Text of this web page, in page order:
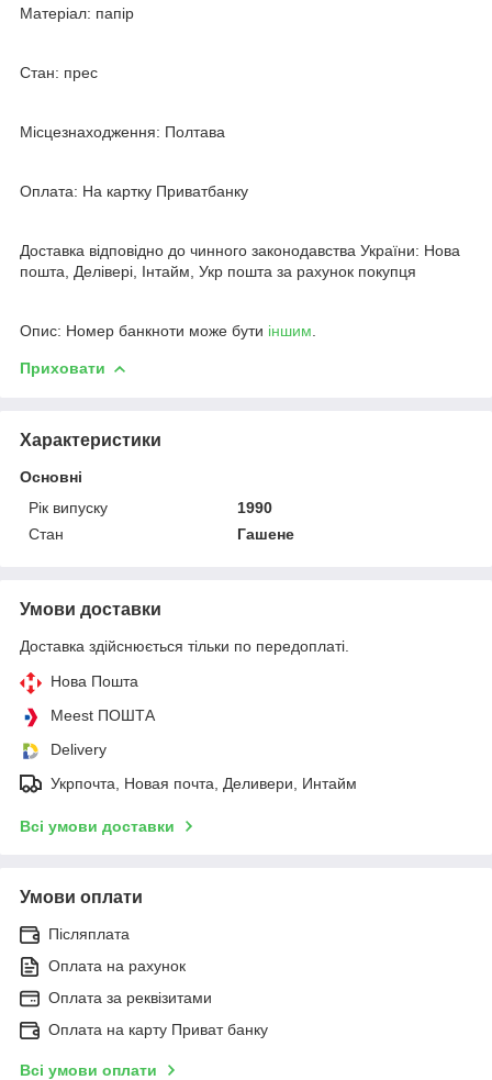
Матеріал: папір
Стан: прес
Місцезнаходження: Полтава
Оплата: На картку Приватбанку
Доставка відповідно до чинного законодавства України: Нова
пошта, Делівері, Інтайм, Укр пошта за рахунок покупця
Опис: Номер банкноти може бути іншим
Приховати
Характеристики
Основні
Рік випуску
1990
Стан
Гашене
Умови доставки
Доставка здійснюється тільки по передоплаті.
Нова Пошта
Meest ПОШТА
Delivery
Укрпочта, Новая почта, Деливери, Интайм
Всі умови доставки
Умови оплати
Післяплата
Оплата на рахунок
Оплата за реквізитами
Оплата на карту Приват банку
Всі умови оплати